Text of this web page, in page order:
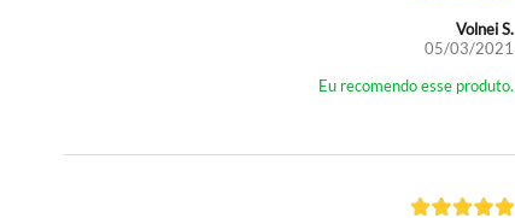
Volnei S.
05/03/2021
Eu recomendo esse produto.